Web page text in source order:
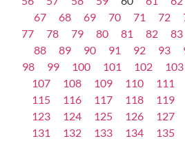
67
68 69 70 71 72
77
78 79 80 81 82 83
88
89 90 91 92 93
98
99 100 101 102 103
107
108 109 110 111
115
116 117 118 119
123
124 125 126 127
131
132 133 134 135